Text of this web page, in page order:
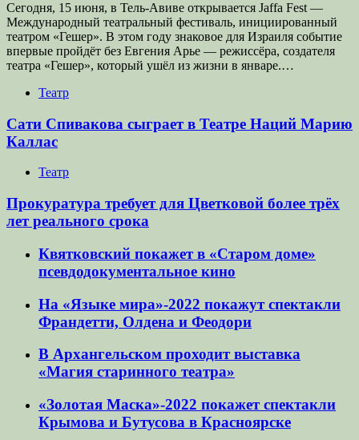
Сегодня, 15 июня, в Тель-Авиве открывается Jaffa Fest —
Международный театральный фестиваль, инициированный
театром «Гешер». В этом году знаковое для Израиля событие
впервые пройдёт без Евгения Арье — режиссёра, создателя
театра «Гешер», который ушёл из жизни в январе.…
Театр
Сати Спивакова сыграет в Театре Наций Марию
Каллас
Театр
Прокуратура требует для Цветковой более трёх
лет реального срока
Квятковский покажет в «Старом доме»
псевдодокументальное кино
На «Языке мира»-2022 покажут спектакли
Франдетти, Олдена и Феодори
В Архангельском проходит выставка
«Магия старинного театра»
«Золотая Маска»-2022 покажет спектакли
Крымова и Бутусова в Красноярске